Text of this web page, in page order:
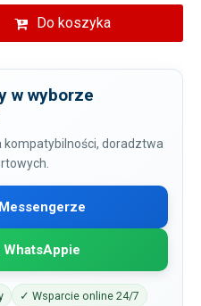
Do koszyka
w wyborze
doradztwa
WhatsAppie
✓ Wsparcie online 24/7